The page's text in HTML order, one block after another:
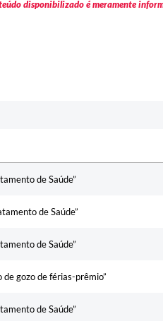
disponibilizado é meramente
de Saúde”
de Saúde”
de Saúde”
de gozo de férias-prêmio”
de Saúde”